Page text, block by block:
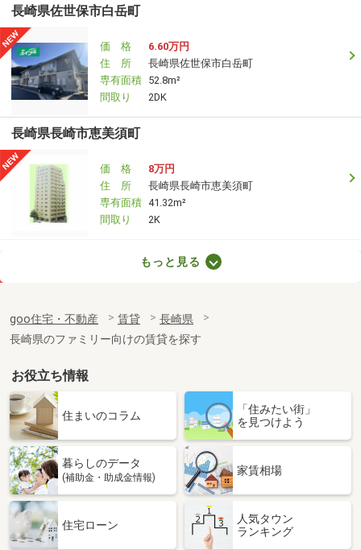
長崎県佐世保市白岳町
価 格
6.60万円
住 所
長崎県佐世保市白岳町
専有面積 52.8m²
間取り
2DK
長崎県長崎市恵美須町
価 格
8万円
住 所
長崎県長崎市恵美須町
専有面積 41.32m²
間取り
2K
専有面積
61.47m²
間取り
2LDK
長崎県大村市富の原２
価 格
4.30万円
長崎県大村市富の原２
専有面積 23.61m²
間取り
長崎県大村市宮小路３
もっと見る
goo住宅・不動産 賃貸
長崎県
長崎県のファミリー向けの賃貸を探す
お役立ち情報
住まいのコラム
「住みたい街」
を見つけよう
暮らしのデータ
(補助金・助成金情報)
家賃相場
住宅ローン
人気タウン
ランキング